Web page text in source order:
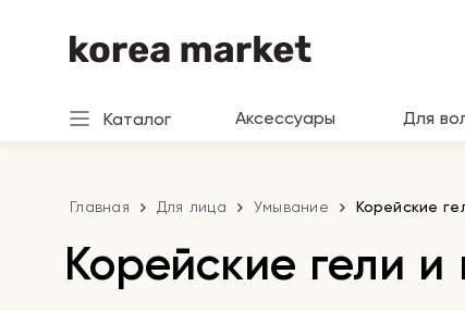
Каталог Аксессуары Для
Главная Для лица Умывание Корейские
Корейские гели